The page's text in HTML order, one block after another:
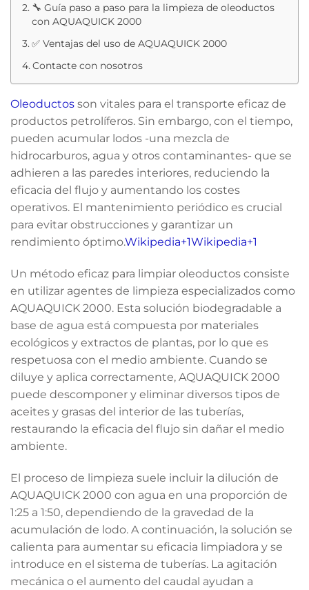
🔧 Guía paso a paso para la limpieza de oleoductos
con AQUAQUICK 2000
✅ Ventajas del uso de AQUAQUICK 2000
Contacte con nosotros
Oleoductos son vitales para el transporte eficaz de
productos petrolíferos. Sin embargo, con el tiempo,
pueden acumular lodos -una mezcla de
hidrocarburos, agua y otros contaminantes- que se
adhieren a las paredes interiores, reduciendo la
eficacia del flujo y aumentando los costes
operativos. El mantenimiento periódico es crucial
para evitar obstrucciones y garantizar un
rendimiento óptimo.Wikipedia+1Wikipedia+1
Un método eficaz para limpiar oleoductos consiste
en utilizar agentes de limpieza especializados como
AQUAQUICK 2000. Esta solución biodegradable a
base de agua está compuesta por materiales
ecológicos y extractos de plantas, por lo que es
respetuosa con el medio ambiente. Cuando se
diluye y aplica correctamente, AQUAQUICK 2000
puede descomponer y eliminar diversos tipos de
aceites y grasas del interior de las tuberías,
restaurando la eficacia del flujo sin dañar el medio
ambiente.
El proceso de limpieza suele incluir la dilución de
AQUAQUICK 2000 con agua en una proporción de
1:25 a 1:50, dependiendo de la gravedad de la
acumulación de lodo. A continuación, la solución se
calienta para aumentar su eficacia limpiadora y se
introduce en el sistema de tuberías. La agitación
mecánica o el aumento del caudal ayudan a